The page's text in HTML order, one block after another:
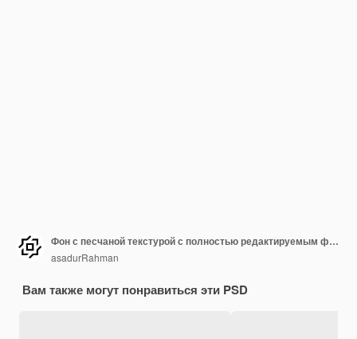
Фон с песчаной текстурой с полностью редактируемым файлом
asadurRahman
Вам также могут понравиться эти PSD